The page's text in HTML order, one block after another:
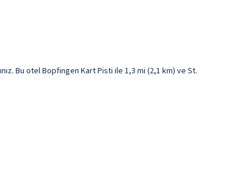
Bu otel Bopfingen Kart Pisti ile 1,3 mi (2,1 km) ve St.